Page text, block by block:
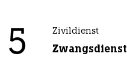
5 Zivildienst